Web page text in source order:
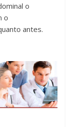
o
o
antes.